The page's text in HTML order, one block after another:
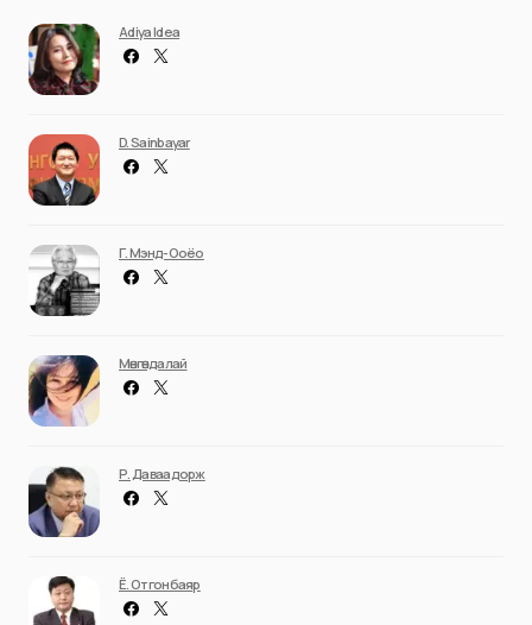
Adiya Idea
D. Sainbayar
Г. Мэнд-Ооёо
Мөнгөндалай
Р. Даваадорж
Ё. Отгонбаяр